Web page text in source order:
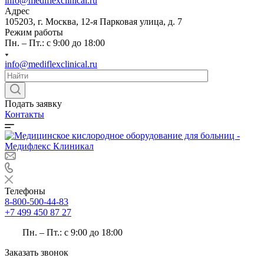
Адрес
105203, г. Москва, 12-я Парковая улица, д. 7
Режим работы
Пн. – Пт.: с 9:00 до 18:00
info@mediflexclinical.ru
Подать заявку
Контакты
Телефоны
8-800-500-44-83
+7 499 450 87 27
Пн. – Пт.: с 9:00 до 18:00
Заказать звонок